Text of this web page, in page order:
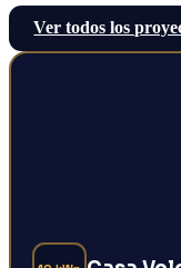
Ver todos los